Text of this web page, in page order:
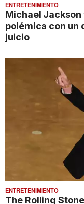
ENTRETENIMIENTO
Michael
polémica con un
juicio
ENTRETENIMIENTO
The Rolling